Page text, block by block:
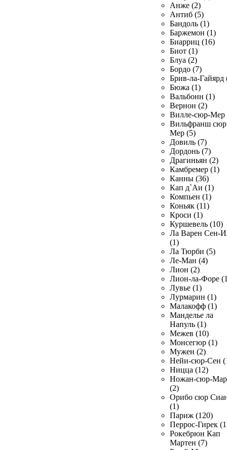
Анже (2)
Антиб (5)
Бандоль (1)
Баржемон (1)
Биарриц (16)
Биот (1)
Блуа (2)
Бордо (7)
Брив-ла-Гайярд
Бюжа (1)
Вальбонн (1)
Вернон (2)
Вилле-сюр-Мер
Вильфранш сюр
Мер (5)
Довиль (7)
Дордонь (7)
Драгиньян (2)
Камбремер (1)
Канны (36)
Кап д`Аи (1)
Компьен (1)
Коньяк (11)
Кроси (1)
Куршевель (10)
Ла Варен Сен-
(1)
Ла Тюрби (5)
Ле-Ман (4)
Лион (2)
Лион-ла-Форе
Лувье (1)
Лурмарин (1)
Малакофф (1)
Манделье ла
Напуль (1)
Межев (10)
Монсегюр (1)
Мужен (2)
Нейи-сюр-Сен
Ницца (12)
Ножан-сюр-
(2)
Орибо сюр
(1)
Париж (120)
Перрос-Гирек
Рокебрюн Кап
Мартен (7)